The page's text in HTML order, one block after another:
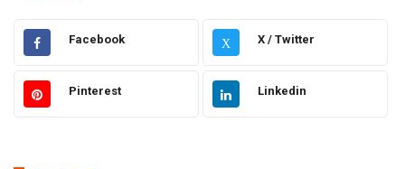
Hukuk Elektrik Elektronik
Güzellik & Bakım Moda
Facebook X X / Twitter
Pinterest Linkedin